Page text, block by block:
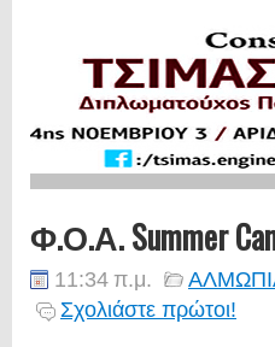
Φ.Ο.Α. Summer
11:34 π.μ.
Σχολιάστε πρώτοι!